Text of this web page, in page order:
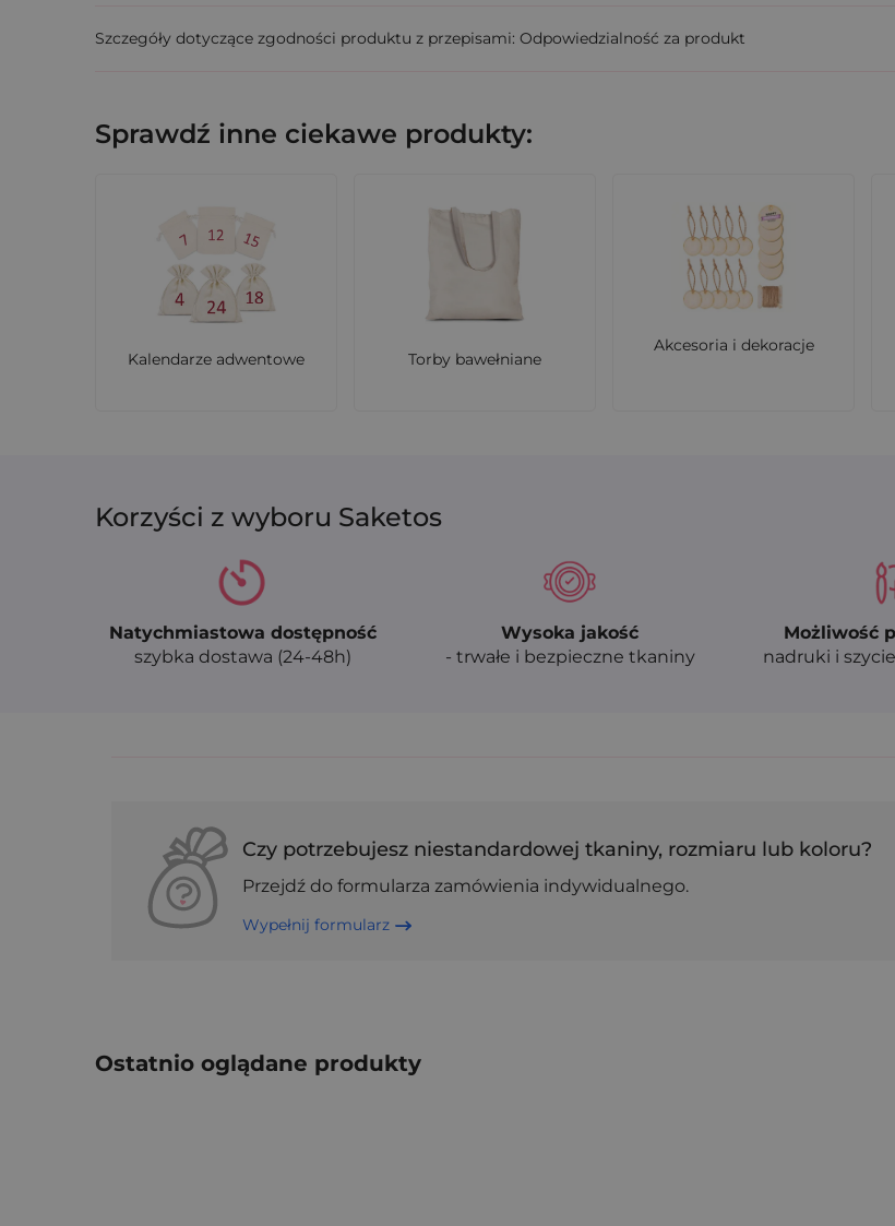
Szczegóły dotyczące zgodności produktu z przepisami: Odpowiedzialność za produkt
Sprawdź inne ciekawe produkty:
Kalendarze adwentowe Torby bawełniane
Akcesoria i dekoracje
Korzyści z wyboru Saketos
Natychmiastowa dostępność
szybka dostawa (24-48h)
Wysoka jakość
- trwałe i bezpieczne tkaniny
Możliwość
nadruki i
Czy potrzebujesz niestandardowej tkaniny, rozmiaru lub koloru?
Przejdź do formularza zamówienia indywidualnego.
Wypełnij formularz
Ostatnio oglądane produkty